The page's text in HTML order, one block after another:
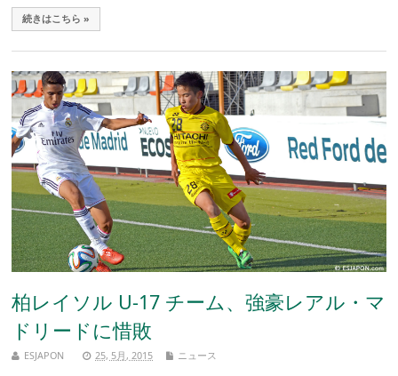
続きはこちら »
柏レイソル U-17 チーム、強豪レアル・マ
ドリードに惜敗
ESJAPON 25, 5月, 2015 ニュース